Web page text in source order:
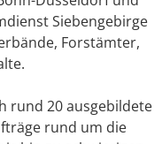
Siebengebirge
Forstämter,
rund 20 ausgebildete
rund um die